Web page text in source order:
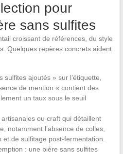
pour
sans sulfites
croissant de références, du style
Quelques repères concrets aident
ajoutés » sur l’étiquette,
de mention « contient des
un taux sous le seuil
ou craft qui détaillent
notamment l’absence de colles,
de sulfitage post-fermentation.
: une bière sans sulfites